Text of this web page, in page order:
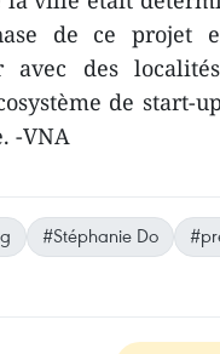
de ce projet
avec des
de
-VNA
#Stéphanie Do